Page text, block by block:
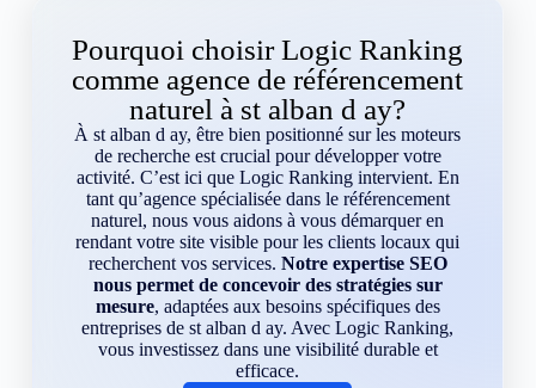
Pourquoi choisir Logic Ranking
comme agence de référencement
naturel à st alban d ay?
À st alban d ay, être bien positionné sur les moteurs
de recherche est crucial pour développer votre
activité. C’est ici que Logic Ranking intervient. En
tant qu’agence spécialisée dans le référencement
naturel, nous vous aidons à vous démarquer en
rendant votre site visible pour les clients locaux qui
recherchent vos services. Notre expertise SEO
nous permet de concevoir des stratégies sur
mesure, adaptées aux besoins spécifiques des
entreprises de st alban d ay. Avec Logic Ranking,
vous investissez dans une visibilité durable et
efficace.